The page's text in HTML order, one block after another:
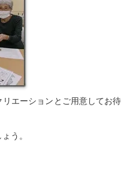
エーションとご用意してお待
う。